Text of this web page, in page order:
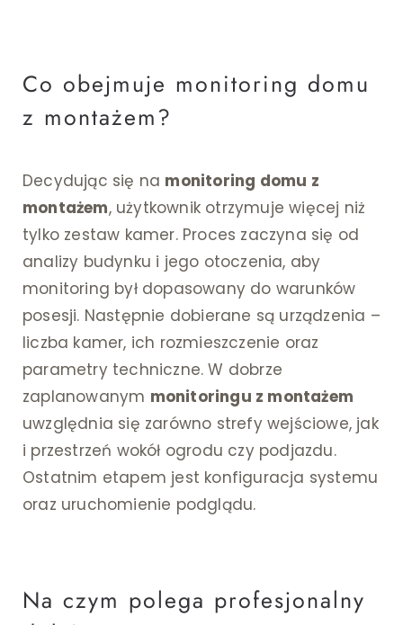
Co obejmuje monitoring domu
z montażem?
Decydując się na monitoring domu z
montażem, użytkownik otrzymuje więcej niż
tylko zestaw kamer. Proces zaczyna się od
analizy budynku i jego otoczenia, aby
monitoring był dopasowany do warunków
posesji. Następnie dobierane są urządzenia –
liczba kamer, ich rozmieszczenie oraz
parametry techniczne. W dobrze
zaplanowanym monitoringu z montażem
uwzględnia się zarówno strefy wejściowe, jak
i przestrzeń wokół ogrodu czy podjazdu.
Ostatnim etapem jest konfiguracja systemu
oraz uruchomienie podglądu.
Na czym polega profesjonalny